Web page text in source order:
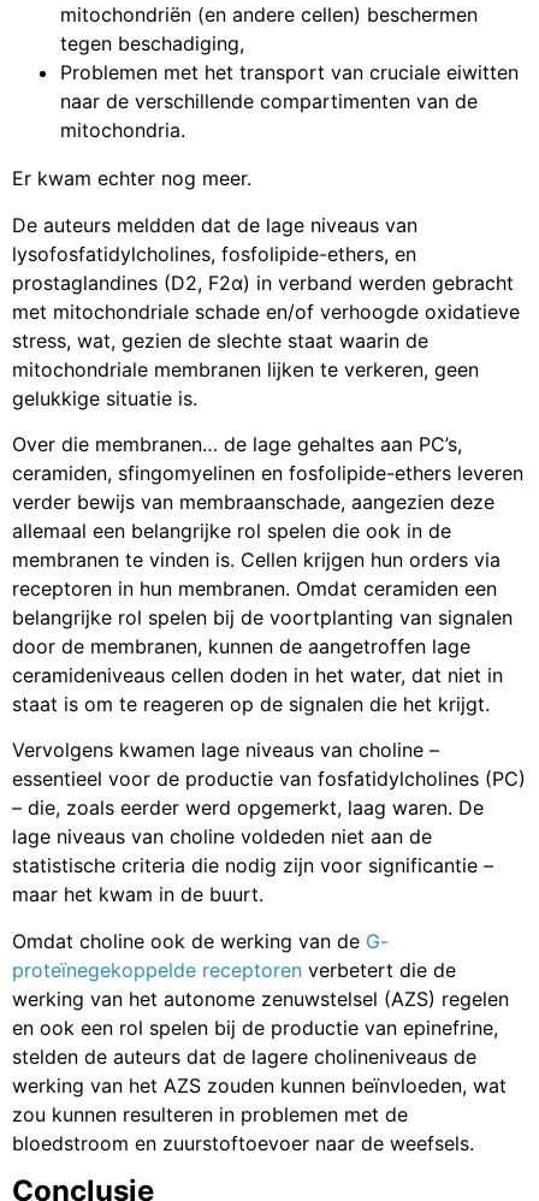
mitochondriën (en andere cellen) beschermen
tegen beschadiging,
Problemen met het transport van cruciale eiwitten
naar de verschillende compartimenten van de
mitochondria.
Er kwam echter nog meer.
De auteurs meldden dat de lage niveaus van
lysofosfatidylcholines, fosfolipide-ethers, en
prostaglandines (D2, F2α) in verband werden gebracht
met mitochondriale schade en/of verhoogde oxidatieve
stress, wat, gezien de slechte staat waarin de
mitochondriale membranen lijken te verkeren, geen
gelukkige situatie is.
Over die membranen… de lage gehaltes aan PC’s,
ceramiden, sfingomyelinen en fosfolipide-ethers leveren
verder bewijs van membraanschade, aangezien deze
allemaal een belangrijke rol spelen die ook in de
membranen te vinden is. Cellen krijgen hun orders via
receptoren in hun membranen. Omdat ceramiden een
belangrijke rol spelen bij de voortplanting van signalen
door de membranen, kunnen de aangetroffen lage
ceramideniveaus cellen doden in het water, dat niet in
staat is om te reageren op de signalen die het krijgt.
Vervolgens kwamen lage niveaus van choline –
essentieel voor de productie van fosfatidylcholines (PC)
– die, zoals eerder werd opgemerkt, laag waren. De
lage niveaus van choline voldeden niet aan de
statistische criteria die nodig zijn voor significantie –
maar het kwam in de buurt.
Omdat choline ook de werking van de G-
proteïnegekoppelde receptoren verbetert die de
werking van het autonome zenuwstelsel (AZS) regelen
en ook een rol spelen bij de productie van epinefrine,
stelden de auteurs dat de lagere cholineniveaus de
werking van het AZS zouden kunnen beïnvloeden, wat
zou kunnen resulteren in problemen met de
bloedstroom en zuurstoftoevoer naar de weefsels.
Conclusie